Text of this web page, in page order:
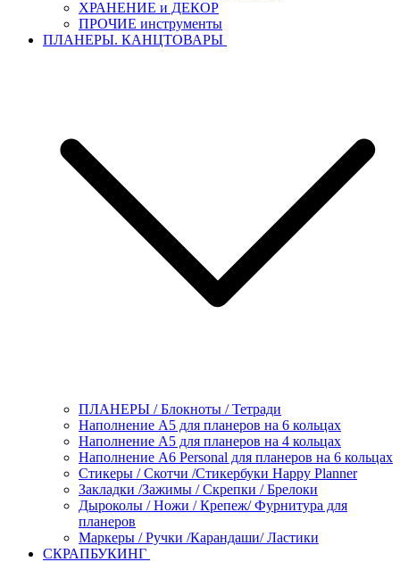
ХРАНЕНИЕ и ДЕКОР
ПРОЧИЕ инструменты
ПЛАНЕРЫ. КАНЦТОВАРЫ
ПЛАНЕРЫ / Блокноты / Тетради
Наполнение А5 для планеров на 6 кольцах
Наполнение А5 для планеров на 4 кольцах
Наполнение А6 Personal для планеров на 6 кольцах
Стикеры / Скотчи /Стикербуки Happy Planner
Закладки /Зажимы / Скрепки / Брелоки
Дыроколы / Ножи / Крепеж/ Фурнитура для
планеров
Маркеры / Ручки /Карандаши/ Ластики
СКРАПБУКИНГ